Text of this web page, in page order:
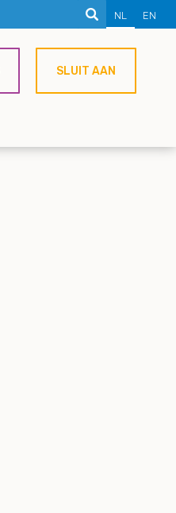
NL EN
SLUIT AAN